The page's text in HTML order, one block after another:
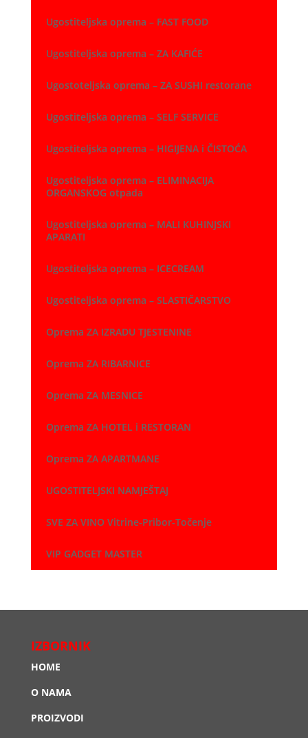
Ugostiteljska oprema – FAST FOOD
Ugostiteljska oprema – ZA KAFIĆE
Ugostoteljska oprema – ZA SUSHI restorane
Ugostiteljska oprema – SELF SERVICE
Ugostiteljska oprema – HIGIJENA i ČISTOĆA
Ugostiteljska oprema – ELIMINACIJA
ORGANSKOG otpada
Ugostiteljska oprema – MALI KUHINJSKI
APARATI
Ugostiteljska oprema – ICECREAM
Ugostiteljska oprema – SLASTIČARSTVO
Oprema ZA IZRADU TJESTENINE
Oprema ZA RIBARNICE
Oprema ZA MESNICE
Oprema ZA HOTEL i RESTORAN
Oprema ZA APARTMANE
UGOSTITELJSKI NAMJEŠTAJ
SVE ZA VINO Vitrine-Pribor-Točenje
VIP GADGET MASTER
IZBORNIK
HOME
O NAMA
PROIZVODI